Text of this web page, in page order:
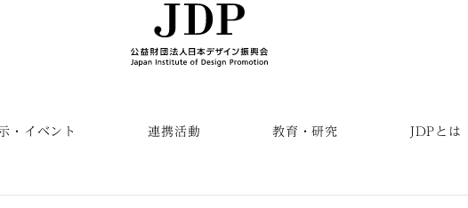
・イベント 連携活動 教育・研究 JDPとは